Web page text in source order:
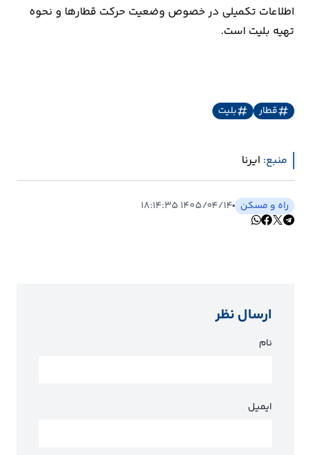
اطلاعات تکمیلی در خصوص وضعیت حرکت قطارها و نحوه
تهیه بلیت است.
قطار بلیت
منبع: ایرنا
راه و مسکن ۱۴۰۵/۰۴/۱۴ ۱۸:۱۴:۳۵
ارسال نظر
نام
ایمیل